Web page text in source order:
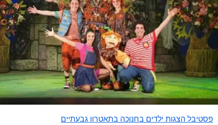
פסטיבל הצגות ילדים בחנוכה בתאטרון גבעתיים